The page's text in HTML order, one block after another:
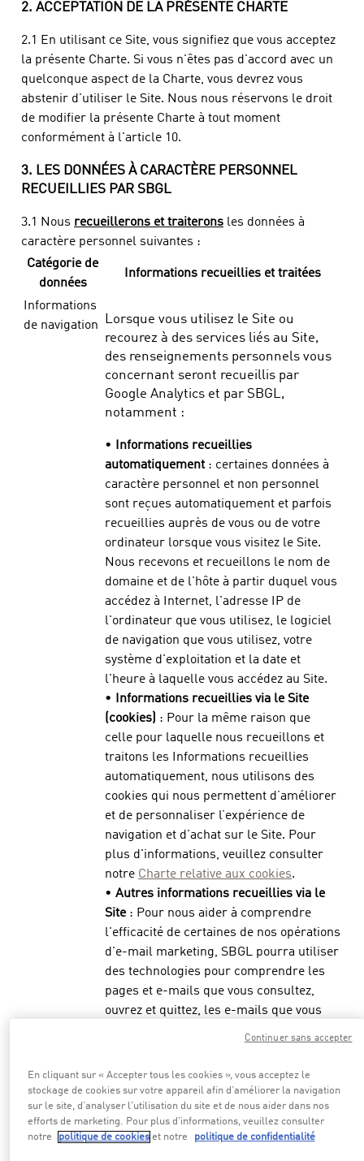
2. ACCEPTATION DE LA PRÉSENTE CHARTE
2.1 En utilisant ce Site, vous signifiez que vous acceptez
la présente Charte. Si vous n'êtes pas d'accord avec un
quelconque aspect de la Charte, vous devrez vous
abstenir d'utiliser le Site. Nous nous réservons le droit
de modifier la présente Charte à tout moment
conformément à l'article 10.
3. LES DONNÉES À CARACTÈRE PERSONNEL
RECUEILLIES PAR SBGL
3.1 Nous recueillerons et traiterons les données à
caractère personnel suivantes :
Catégorie de
données
Informations recueillies et traitées
Informations
de navigation
Lorsque vous utilisez le Site ou
recourez à des services liés au Site,
des renseignements personnels vous
concernant seront recueillis par
Google Analytics et par SBGL,
notamment :
• Informations recueillies
automatiquement: certaines données à
caractère personnel et non personnel
sont reçues automatiquement et parfois
recueillies auprès de vous ou de votre
ordinateur lorsque vous visitez le Site.
Nous recevons et recueillons le nom de
domaine et de l'hôte à partir duquel vous
accédez à Internet, l'adresse IP de
l'ordinateur que vous utilisez, le logiciel
de navigation que vous utilisez, votre
système d'exploitation et la date et
l'heure à laquelle vous accédez au Site.
• Informations recueillies via le Site
(cookies) : Pour la même raison que
celle pour laquelle nous recueillons et
traitons les Informations recueillies
automatiquement, nous utilisons des
cookies qui nous permettent d’améliorer
et de personnaliser l’expérience de
navigation et d'achat sur le Site. Pour
plus d'informations, veuillez consulter
notre Charte relative aux cookies.
• Autres informations recueillies via le
Site: Pour nous aider à comprendre
l'efficacité de certaines de nos opérations
d'e-mail marketing, SBGL pourra utiliser
des technologies pour comprendre les
pages et e-mails que vous consultez,
ouvrez et quittez, les e-mails que vous
avez ouverts et qui ont donné lieu à une
renseignements, veuillez consulter notre
Charte relative aux cookies.
•Si vous naviguez via des applications
SBGL, vous pourrez décider de
permettre à SBGL de voir où vous vous
En cliquant sur « Accepter tous les cookies », vous acceptez le
stockage de cookies sur votre appareil afin d’améliorer la navigation
sur le site, d’analyser l'utilisation du site et de nous aider dans nos
efforts de marketing. Pour plus d'informations, veuillez consulter
notre
politique de cookieset notre politique de confidentialité
Continuer sans accepter